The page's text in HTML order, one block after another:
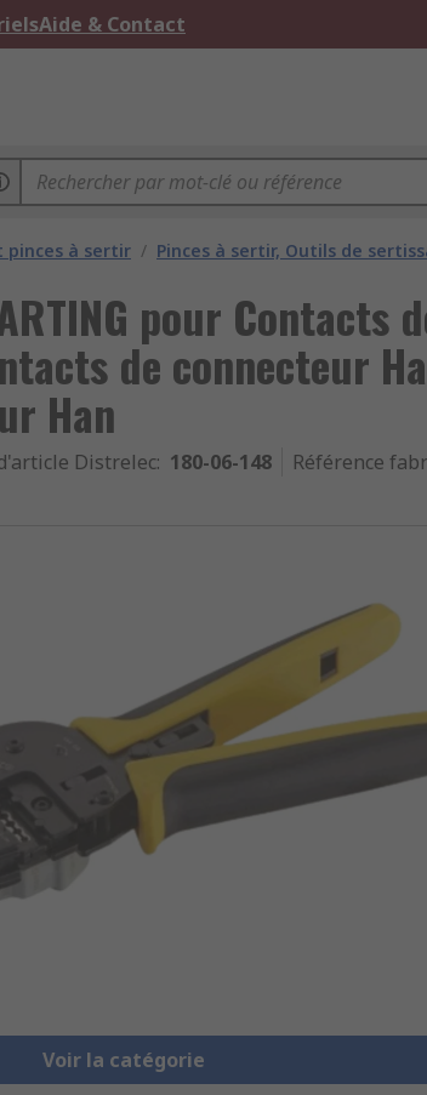
Aide & Contact
pinces à sertir / Pinces à sertir, Outils de
pour Contacts
de connecteur
Han
Distrelec: 180-06-148 Référence
Voir la catégorie